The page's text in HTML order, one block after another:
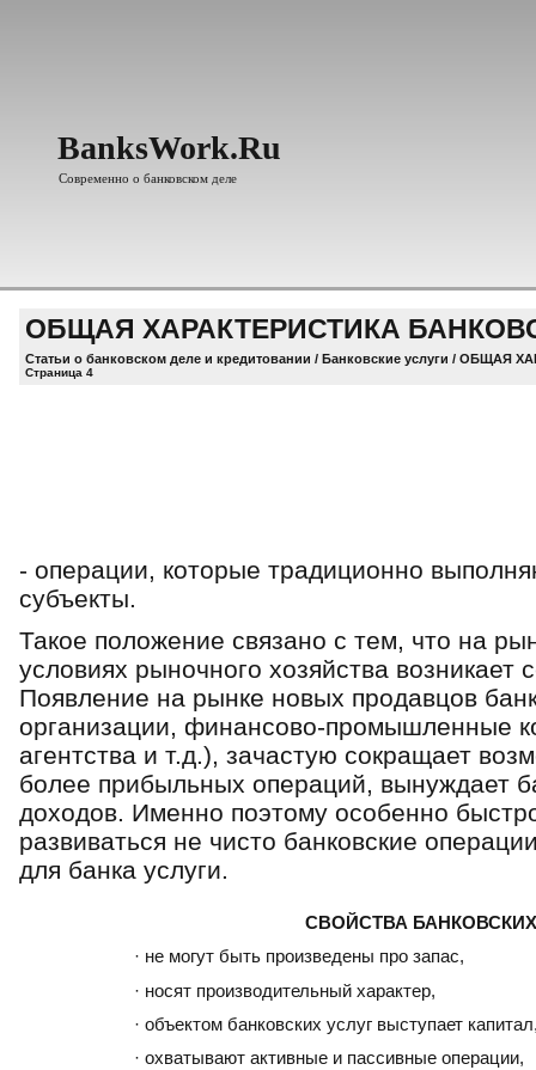
BanksWork.Ru
Современно о банковском деле
ОБЩАЯ ХАРАКТЕРИСТИКА
Статьи о банковском деле и кредитовании / Банковские услуги / ОБЩАЯ
Страница 4
- операции, которые традиционно
субъекты.
Такое положение связано с тем, что на
условиях рыночного хозяйства возникает
Появление на рынке новых продавцов
организации, финансово-промышленные
агентства и т.д.), зачастую сокращает
более прибыльных операций, вынуждает
доходов. Именно поэтому особенно
развиваться не чисто банковские
для банка услуги.
СВОЙСТВА
· не могут быть произведены про запас,
· носят производительный характер,
· объектом банковских услуг выступает
· охватывают активные и пассивные операции,